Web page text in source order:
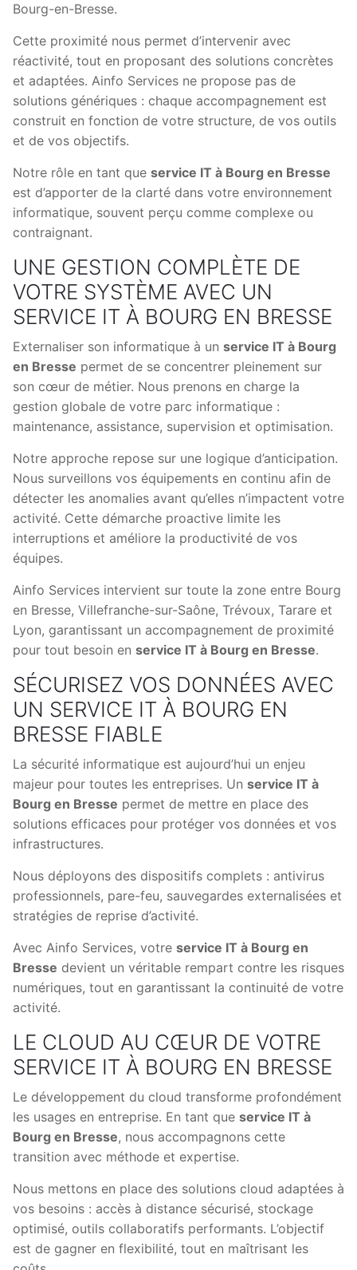
Bourg-en-Bresse.
Cette proximité nous permet d’intervenir avec
réactivité, tout en proposant des solutions concrètes
et adaptées. Ainfo Services ne propose pas de
solutions génériques : chaque accompagnement est
construit en fonction de votre structure, de vos outils
et de vos objectifs.
Notre rôle en tant que service IT à Bourg en Bresse
est d’apporter de la clarté dans votre environnement
informatique, souvent perçu comme complexe ou
contraignant.
UNE GESTION COMPLÈTE DE
VOTRE SYSTÈME AVEC UN
SERVICE IT À BOURG EN BRESSE
Externaliser son informatique à un service IT à Bourg
en Bresse permet de se concentrer pleinement sur
son cœur de métier. Nous prenons en charge la
gestion globale de votre parc informatique :
maintenance, assistance, supervision et optimisation.
Notre approche repose sur une logique d’anticipation.
Nous surveillons vos équipements en continu afin de
détecter les anomalies avant qu’elles n’impactent votre
activité. Cette démarche proactive limite les
interruptions et améliore la productivité de vos
équipes.
Ainfo Services intervient sur toute la zone entre Bourg
en Bresse, Villefranche-sur-Saône, Trévoux, Tarare et
Lyon, garantissant un accompagnement de proximité
pour tout besoin en service IT à Bourg en Bresse.
SÉCURISEZ VOS DONNÉES AVEC
UN SERVICE IT À BOURG EN
BRESSE FIABLE
La sécurité informatique est aujourd’hui un enjeu
majeur pour toutes les entreprises. Un service IT à
Bourg en Bresse permet de mettre en place des
solutions efficaces pour protéger vos données et vos
infrastructures.
Nous déployons des dispositifs complets : antivirus
professionnels, pare-feu, sauvegardes externalisées et
stratégies de reprise d’activité.
Avec Ainfo Services, votre service IT à Bourg en
Bresse devient un véritable rempart contre les risques
numériques, tout en garantissant la continuité de votre
activité.
LE CLOUD AU CŒUR DE VOTRE
SERVICE IT À BOURG EN BRESSE
Le développement du cloud transforme profondément
les usages en entreprise. En tant que service IT à
Bourg en Bresse, nous accompagnons cette
transition avec méthode et expertise.
Nous mettons en place des solutions cloud adaptées à
vos besoins : accès à distance sécurisé, stockage
optimisé, outils collaboratifs performants. L’objectif
est de gagner en flexibilité, tout en maîtrisant les